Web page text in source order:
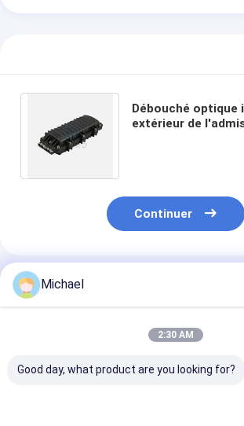
Débouché optique
extérieur de
Continuer
Produits Recommandés
Michael
2:30 AM
Good day, what product are you looking for?